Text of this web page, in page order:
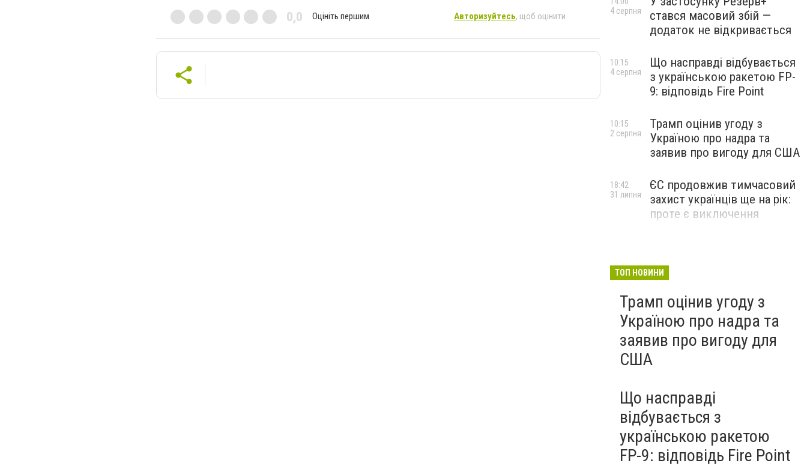
0,0 Оцініть першим Авторизуйтесь, щоб оцінити
стався масовий збій —
додаток не відкривається
4 серпня
Що насправді відбувається
з українською ракетою FP-
9: відповідь Fire Point
10:15
4 серпня
Трамп оцінив угоду з
Україною про надра та
заявив про вигоду для США
10:15
2 серпня
ЄС продовжив тимчасовий
захист українців ще на рік:
проте є виключення
18:42
31 липня
ТОП НОВИНИ
Трамп оцінив угоду з
Україною про надра та
заявив про вигоду для
США
Що насправді
відбувається з
українською ракетою
FP-9: відповідь Fire Point